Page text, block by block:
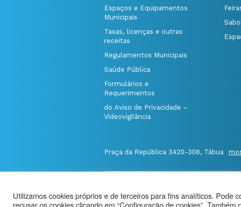
Espaços e Equipamentos
Municipais
Taxas, licenças e outras
receitas
Regulamentos Municipais
Saúde Pública
Formulários e
Requerimentos
do Aviso de Privacidade –
Videovigilância
Praça da República 3420-308, Tábua
Politica de Privacidade
|
Aviso de Privacidade - Videovigilância
Utilizamos cookies próprios e de terceiros para fins analíticos. Pode
recusar os cookies clicando em “Configuração de cookies”. Também